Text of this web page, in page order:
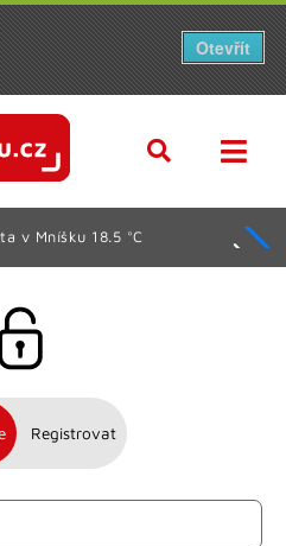
v Mníšku 18.5 °C
Registrovat
Otevřít